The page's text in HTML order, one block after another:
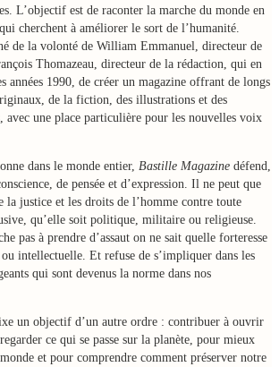
L’objectif est de raconter la marche du monde en
cherchent à améliorer le sort de l’humanité.
de la volonté de William Emmanuel, directeur de
Thomazeau, directeur de la rédaction, qui en
années 1990, de créer un magazine offrant de longs
de la fiction, des illustrations et des
avec une place particulière pour les nouvelles voix
dans le monde entier, Bastille Magazine défend,
de pensée et d’expression. Il ne peut que
la justice et les droits de l’homme contre toute
qu’elle soit politique, militaire ou religieuse.
pas à prendre d’assaut on ne sait quelle forteresse
intellectuelle. Et refuse de s’impliquer dans les
qui sont devenus la norme dans nos
un objectif d’un autre ordre : contribuer à ouvrir
ce qui se passe sur la planète, pour mieux
et pour comprendre comment préserver notre